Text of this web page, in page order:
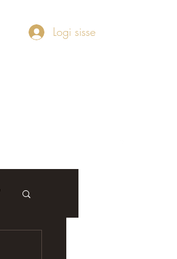
Logi sisse